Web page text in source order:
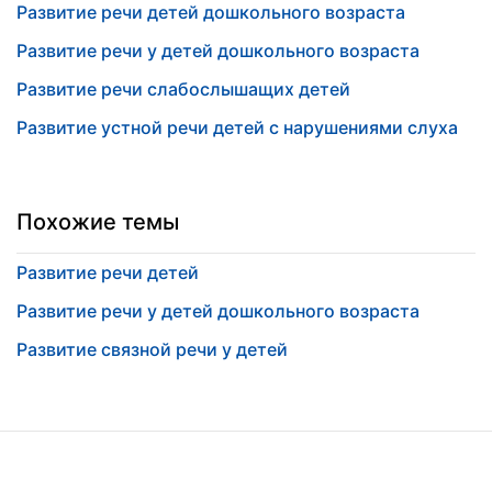
Развитие речи детей дошкольного возраста
Развитие речи у детей дошкольного возраста
Развитие речи слабослышащих детей
Развитие устной речи детей с нарушениями слуха
Похожие темы
Развитие речи детей
Развитие речи у детей дошкольного возраста
Развитие связной речи у детей